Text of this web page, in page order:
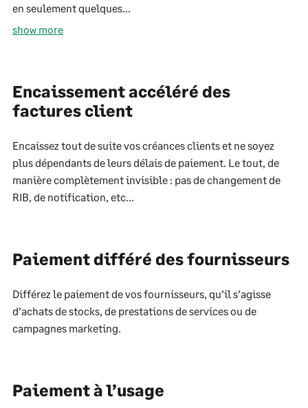
en seulement quelques...
show more
Encaissement accéléré des
factures client
Encaissez tout de suite vos créances clients et ne soyez
plus dépendants de leurs délais de paiement. Le tout, de
manière complètement invisible : pas de changement de
RIB, de notification, etc...
Paiement différé des fournisseurs
Différez le paiement de vos fournisseurs, qu’il s’agisse
d’achats de stocks, de prestations de services ou de
campagnes marketing.
Paiement à l’usage